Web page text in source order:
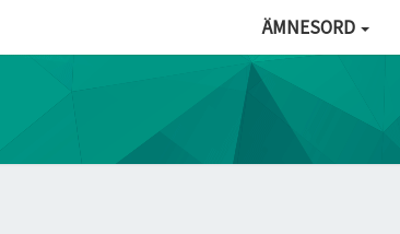
ÄMNESORD